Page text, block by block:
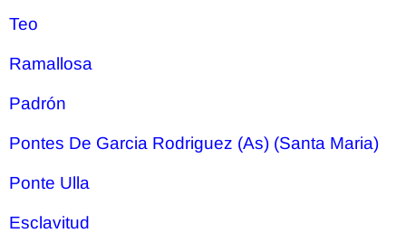
Teo
Ramallosa
Padrón
Pontes De Garcia Rodriguez (As) (Santa Maria)
Ponte Ulla
Esclavitud